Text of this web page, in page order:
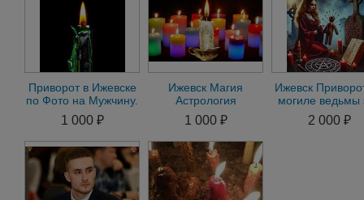
Приворот в Ижевске
по Фото на Мужчину.
Приворот в Ижевске
на Женщину
1 000 ₽
Ижевск Магия
Астрология
Семейный Приворот
на Любимого
Любовная Магия
1 000 ₽
Ижевск
могиле ведьмы
древний
любовь
2 000 ₽